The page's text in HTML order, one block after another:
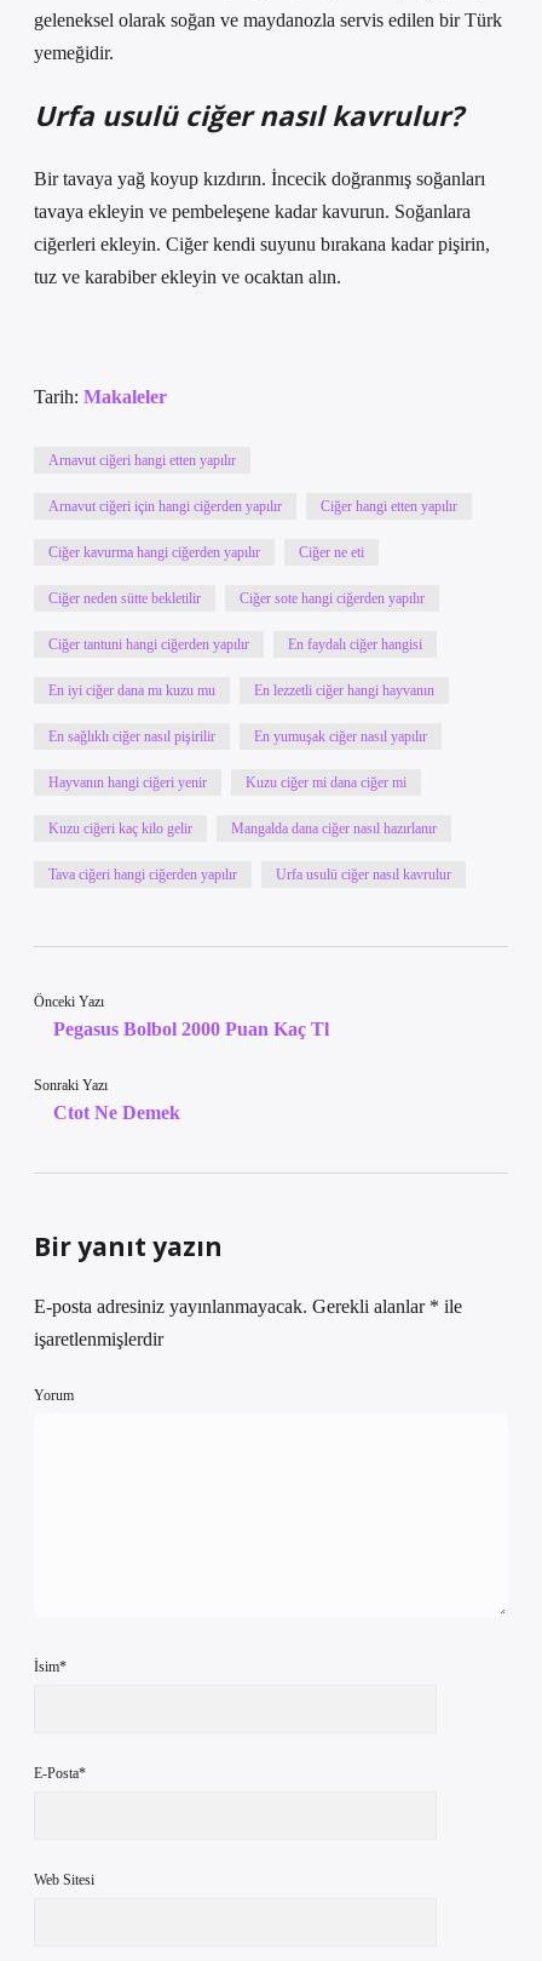
geleneksel olarak soğan ve maydanozla servis edilen bir Türk
yemeğidir.
Urfa usulü ciğer nasıl kavrulur?
Bir tavaya yağ koyup kızdırın. İncecik doğranmış soğanları
tavaya ekleyin ve pembeleşene kadar kavurun. Soğanlara
ciğerleri ekleyin. Ciğer kendi suyunu bırakana kadar pişirin,
tuz ve karabiber ekleyin ve ocaktan alın.
Tarih: Makaleler
Arnavut ciğeri hangi etten yapılır
Arnavut ciğeri için hangi ciğerden yapılır Ciğer hangi etten yapılır
Ciğer kavurma hangi ciğerden yapılır Ciğer ne eti
Ciğer neden sütte bekletilir Ciğer sote hangi ciğerden yapılır
Ciğer tantuni hangi ciğerden yapılır En faydalı ciğer hangisi
En iyi ciğer dana mı kuzu mu En lezzetli ciğer hangi hayvanın
En sağlıklı ciğer nasıl pişirilir En yumuşak ciğer nasıl yapılır
Hayvanın hangi ciğeri yenir Kuzu ciğer mi dana ciğer mi
Kuzu ciğeri kaç kilo gelir Mangalda dana ciğer nasıl hazırlanır
Tava ciğeri hangi ciğerden yapılır Urfa usulü ciğer nasıl kavrulur
Önceki Yazı
Pegasus Bolbol 2000 Puan Kaç Tl
Sonraki Yazı
Ctot Ne Demek
Bir yanıt yazın
E-posta adresiniz yayınlanmayacak. Gerekli alanlar * ile
işaretlenmişlerdir
Yorum
İsim*
E-Posta*
Web Sitesi